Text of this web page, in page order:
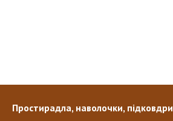
Простирадла, наволочки, підковдри